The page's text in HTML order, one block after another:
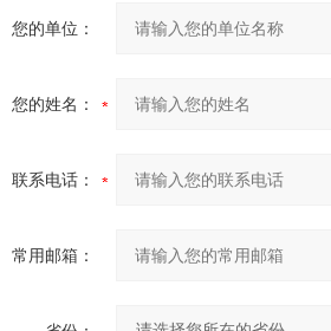
您的单位：
您的姓名：
联系电话：
常用邮箱：